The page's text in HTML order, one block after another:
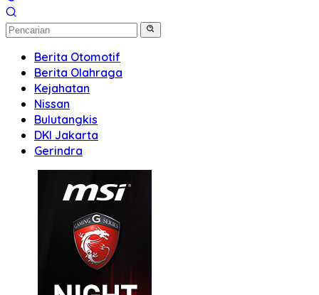
Berita Otomotif
Berita Olahraga
Kejahatan
Nissan
Bulutangkis
DKI Jakarta
Gerindra